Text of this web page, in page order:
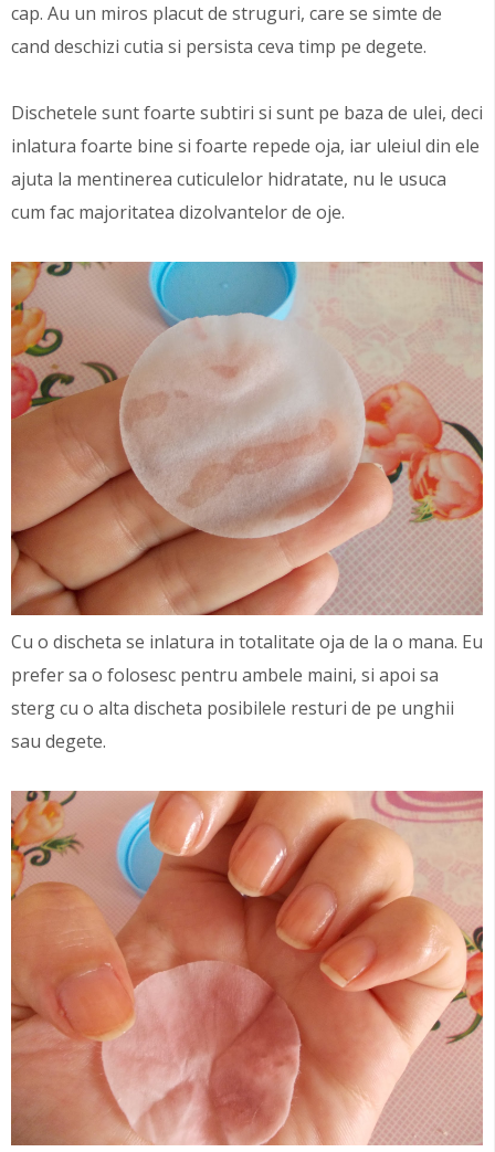
cap. Au un miros placut de struguri, care se simte de
cand deschizi cutia si persista ceva timp pe degete.
Dischetele sunt foarte subtiri si sunt pe baza de ulei, deci
inlatura foarte bine si foarte repede oja, iar uleiul din ele
ajuta la mentinerea cuticulelor hidratate, nu le usuca
cum fac majoritatea dizolvantelor de oje.
Cu o discheta se inlatura in totalitate oja de la o mana. Eu
prefer sa o folosesc pentru ambele maini, si apoi sa
sterg cu o alta discheta posibilele resturi de pe unghii
sau degete.